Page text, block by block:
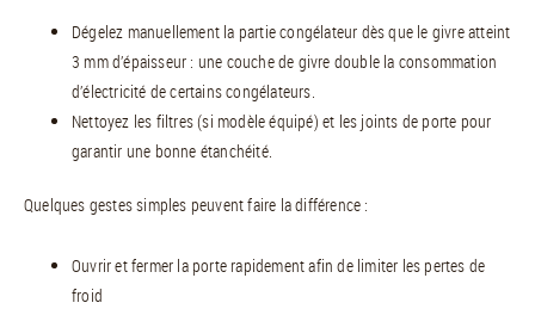
Dégelez manuellement la partie congélateur dès que le givre atteint
3 mm d’épaisseur : une couche de givre double la consommation
d’électricité de certains congélateurs.
Nettoyez les filtres (si modèle équipé) et les joints de porte pour
garantir une bonne étanchéité.
Quelques gestes simples peuvent faire la différence :
Ouvrir et fermer la porte rapidement afin de limiter les pertes de
froid